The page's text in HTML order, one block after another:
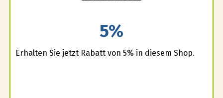
5%
Erhalten Sie jetzt Rabatt von 5% in diesem Shop.